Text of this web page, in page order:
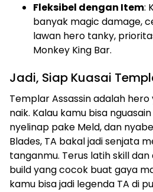
Fleksibel dengan Item:
banyak magic damage,
lawan hero tanky,
Monkey King Bar.
Jadi, Siap Kuasai
Templar Assassin adalah
naik. Kalau kamu bisa
nyelinap pake Meld, dan
Blades, TA bakal jadi senjata
tanganmu. Terus latih skill
build yang cocok buat gaya
kamu bisa jadi legenda TA di